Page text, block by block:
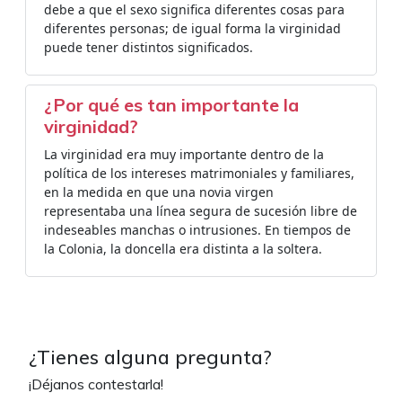
debe a que el sexo significa diferentes cosas para
diferentes personas; de igual forma la virginidad
puede tener distintos significados.
¿Por qué es tan importante la
virginidad?
La virginidad era muy importante dentro de la
política de los intereses matrimoniales y familiares,
en la medida en que una novia virgen
representaba una línea segura de sucesión libre de
indeseables manchas o intrusiones. En tiempos de
la Colonia, la doncella era distinta a la soltera.
¿Tienes alguna pregunta?
¡Déjanos contestarla!